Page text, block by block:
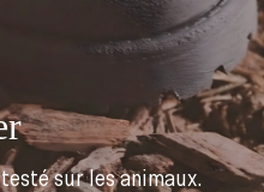
sur les animaux.